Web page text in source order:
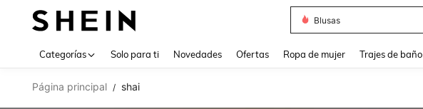
Blusas
Categorías Solo para ti Novedades Ofertas Ropa de mujer Trajes de baño
Página principal / shai